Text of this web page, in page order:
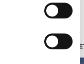
28/12/2024
苏维塔（